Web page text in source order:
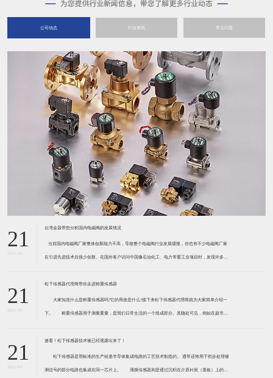
公司动态 行业资讯 常见问题
21
2021-01
台湾金器带您分析国内电磁阀的发展情况
​ 当前国内电磁阀厂家整体创新能力不高，导致整个电磁阀行业发展缓慢，但也有不少电磁阀厂家
在引进先进技术后很少创新。在国外客户访问中国像石油化工、电力等重工业项目时，发现许多项
21
2021-01
松下传感器代理商带你走进称重传感器
大家知道什么是称重传感器吗?它的用途是什么?接下来松下传感器代理商就为大家简单介绍一
下。 称重传感器用于测量重量，是我们日常生活的一个组成部分。其随处可见，例如在超市柜
带有应变片的弹性体组成。弹性体通常由钢
21
2021-01
速看！松下传感器技术被已经透露出来了！
松下传感器是用标准的生产硅基半导体集成电路的工艺技术制造的。 通常还将用于初步处理被
测信号的部分电路也集成在同一芯片上。 薄膜传感器则是通过沉积在介质衬底（基板）上的，